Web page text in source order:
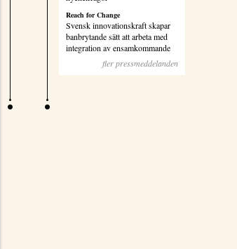
Reach for Change
Svensk innovationskraft skapar
banbrytande sätt att arbeta med
integration av ensamkommande
fler pressmeddelanden